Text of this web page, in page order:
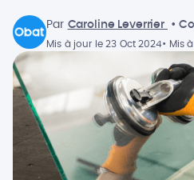
Par Caroline Leverrier •
Mis à jour le 23 Oct 2024• Mis